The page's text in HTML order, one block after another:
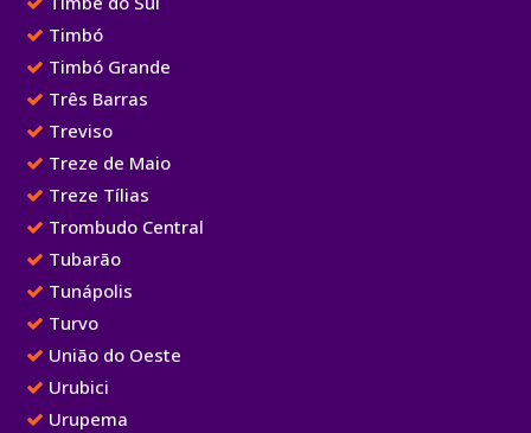
Timbó
Timbó Grande
Três Barras
Treviso
Treze de Maio
Treze Tílias
Trombudo Central
Tubarão
Tunápolis
Turvo
União do Oeste
Urubici
Urupema